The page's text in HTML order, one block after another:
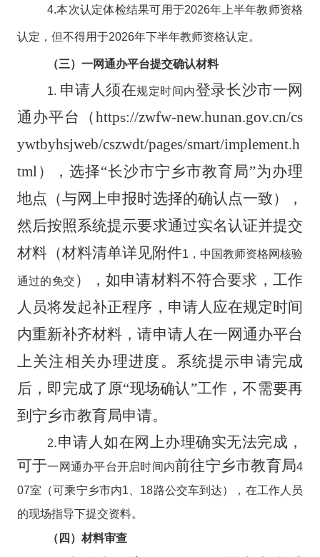
4.本次认定体检结果可用于2026年上半年教师资格
认定，但不得用于2026年下半年教师资格认定。
（三）一网通办平台提交确认材料
1. 申请人须在规定时间内登录长沙市一网
通办平台
（https://zwfw-new.hunan.gov.cn/cs
ywtbyhsjweb/cszwdt/pages/smart/implement.h
tml） ，选择“长沙市宁乡市教育局”为办理
地点（与网上申报时选择的确认点一致），
然后按照系统提示要求通过实名认证并提交
材料（材料清单详见附件1 ， 中国教师资格网核验
通过的免交 ）， 如申请材料不符合要求，工作
人员将发起补正程序，申请人应在规定时间
内重新补齐材料，请申请人在一网通办平台
上关注相关办理进度。系统提示申请完成
后，即完成了原“现场确认”工作，不需要再
到 宁乡市教育局申请。
2.申请人如在网上办理确实无法完成，
可于一网通办平台开启时间内前往宁乡市教育局4
07室 （可乘宁乡市内1 18路公交车到达），在工作人员
的现场指导下提交资料。
（四）材料审查